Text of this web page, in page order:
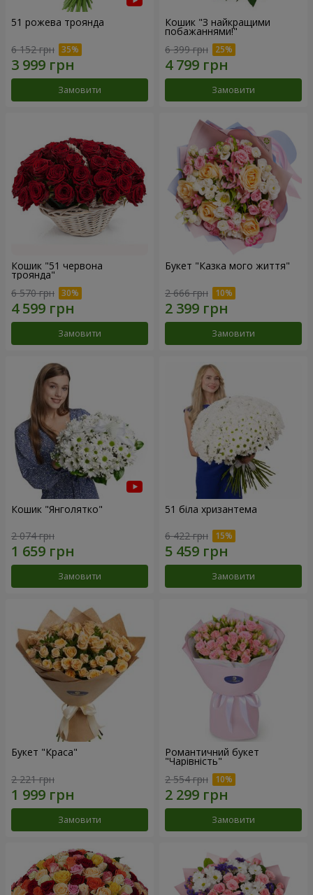
51 рожева троянда
6 152 грн
Замовити
Кошик "З найкращими
побажаннями!"
6 399 грн
Замовити
Кошик "51 червона
троянда"
6 570 грн
Замовити
Букет "Казка мого життя"
2 666 грн
Замовити
Кошик "Янголятко"
2 074 грн
Замовити
51 біла хризантема
6 422 грн
Замовити
Букет "Краса"
2 221 грн
Замовити
Романтичний букет
"Чарівність"
2 554 грн
Замовити